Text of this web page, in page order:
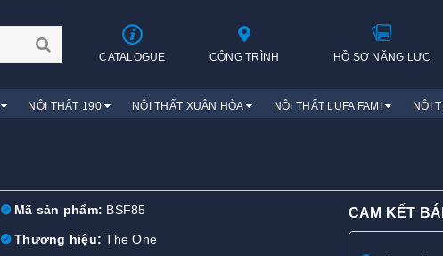
CATALOGUE CÔNG TRÌNH HỒ SƠ NĂNG LỰC
NỘI THẤT 190 NỘI THẤT XUÂN HÒA NỘI THẤT LUFA FAMI NỘI
Mã sản phẩm: BSF85
Thương hiệu: The One
CAM KẾT